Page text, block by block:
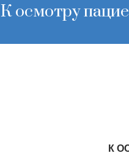
К осмотру
К